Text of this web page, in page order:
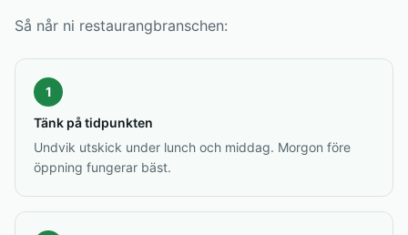
Så når ni restaurangbranschen:
1
Tänk på tidpunkten
Undvik utskick under lunch och middag. Morgon före
öppning fungerar bäst.